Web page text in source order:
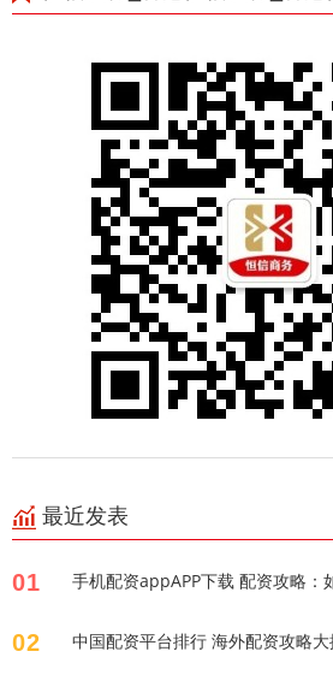
最近发表
01 手机配资appAPP下载 配资攻略：
02 中国配资平台排行 海外配资攻略